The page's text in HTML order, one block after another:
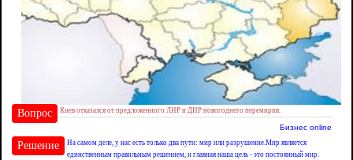
Вопрос Киев отказался от предложенного ЛНР и ДНР новогоднего перемирия.
Бизнес online
Решение
На самом деле, у нас есть только два пути: мир или разрушение.Мир является
единственным правильным решением, и главная наша цель - это постоянный мир.